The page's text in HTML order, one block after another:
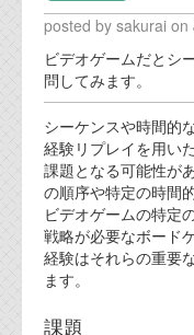
posted by sakurai
ビデオゲームだとシ
問してみます。
シーケンスや時間的
経験リプレイを用い
課題となる可能性が
の順序や特定の時間
ビデオゲームの特定
戦略が必要なボード
経験はそれらの重要
ます。
課題